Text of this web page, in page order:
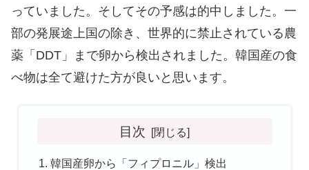
っていました。そしてその予感は的中しました。一
部の発展途上国の除き、世界的に禁止されている農
薬「DDT」まで卵から検出されました。韓国産の食
べ物は全て避けた方が良いと思います。
目次
韓国産卵から「フィプロニル」検出